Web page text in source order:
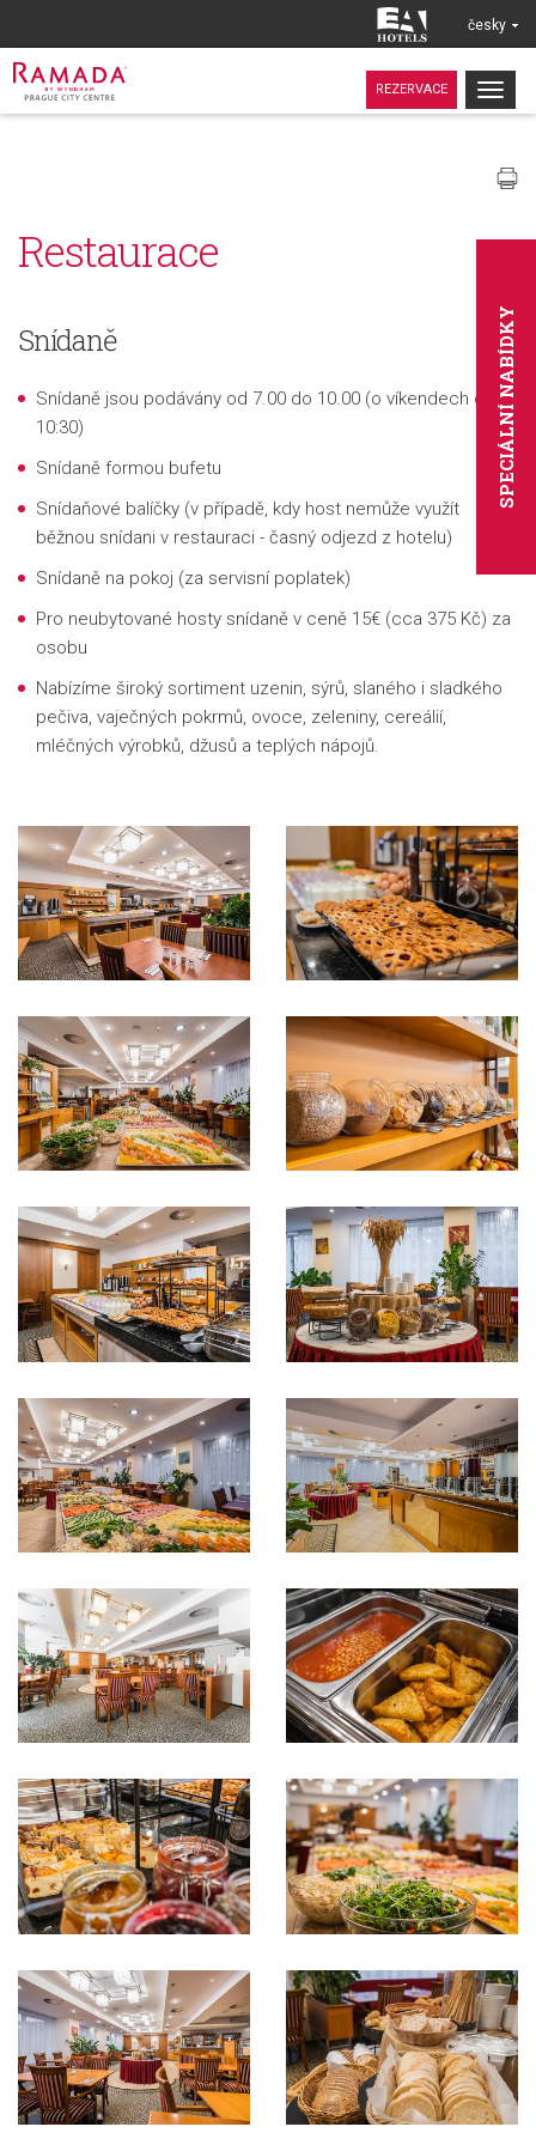
česky
REZERVACE
SPECIÁLNÍ NABÍDKY
Restaurace
Snídaně
Snídaně jsou podávány od 7.00 do 10.00 (o víkendech do
10:30)
Snídaně formou bufetu
Snídaňové balíčky (v případě, kdy host nemůže využít
běžnou snídani v restauraci - časný odjezd z hotelu)
Snídaně na pokoj (za servisní poplatek)
Pro neubytované hosty snídaně v ceně 15€ (cca 375 Kč) za
osobu
Nabízíme široký sortiment uzenin, sýrů, slaného i sladkého
pečiva, vaječných pokrmů, ovoce, zeleniny, cereálií,
mléčných výrobků, džusů a teplých nápojů.